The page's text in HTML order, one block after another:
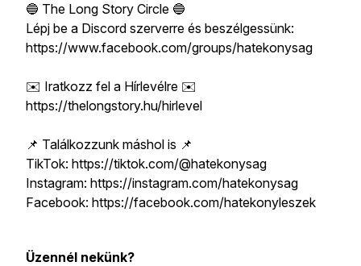
🔵 The Long Story Circle 🔵
Lépj be a Discord szerverre és beszélgessünk:
https://www.facebook.com/groups/hatekonysag
✉️ Iratkozz fel a Hírlevélre ✉️
https://thelongstory.hu/hirlevel
📌 Találkozzunk máshol is 📌
TikTok: https://tiktok.com/@hatekonysag
Instagram: https://instagram.com/hatekonysag
Facebook: https://facebook.com/hatekonyleszek
Üzennél nekünk?